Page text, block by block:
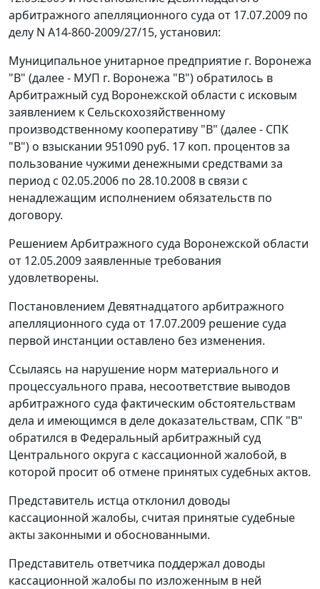
арбитражного апелляционного суда от 17.07.2009 по
делу N А14-860-2009/27/15, установил:
Муниципальное унитарное предприятие г. Воронежа
"В" (далее - МУП г. Воронежа "В") обратилось в
Арбитражный суд Воронежской области с исковым
заявлением к Сельскохозяйственному
производственному кооперативу "В" (далее - СПК
"В") о взыскании 951090 руб. 17 коп. процентов за
пользование чужими денежными средствами за
период с 02.05.2006 по 28.10.2008 в связи с
ненадлежащим исполнением обязательств по
договору.
Решением Арбитражного суда Воронежской области
от 12.05.2009 заявленные требования
удовлетворены.
Постановлением Девятнадцатого арбитражного
апелляционного суда от 17.07.2009 решение суда
первой инстанции оставлено без изменения.
Ссылаясь на нарушение норм материального и
процессуального права, несоответствие выводов
арбитражного суда фактическим обстоятельствам
дела и имеющимся в деле доказательствам, СПК "В"
обратился в Федеральный арбитражный суд
Центрального округа с кассационной жалобой, в
которой просит об отмене принятых судебных актов.
Представитель истца отклонил доводы
кассационной жалобы, считая принятые судебные
акты законными и обоснованными.
Представитель ответчика поддержал доводы
кассационной жалобы по изложенным в ней